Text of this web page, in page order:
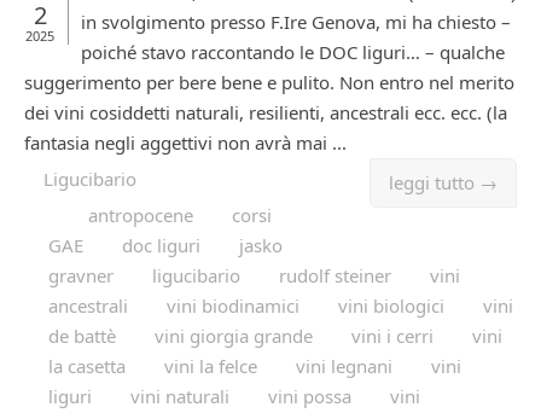
2
2025
in svolgimento presso F.Ire Genova, mi ha chiesto –
poiché stavo raccontando le DOC liguri… – qualche
suggerimento per bere bene e pulito. Non entro nel merito
dei vini cosiddetti naturali, resilienti, ancestrali ecc. ecc. (la
fantasia negli aggettivi non avrà mai ...
leggi tutto →
Ligucibario
antropocene
corsi
GAE
doc liguri
jasko
gravner
ligucibario rudolf steiner
vini
ancestrali
vini biodinamici vini biologici
vini
de battè
vini giorgia grande vini i cerri
vini
la casetta
vini la felce vini legnani
vini
liguri
vini naturali vini possa
vini